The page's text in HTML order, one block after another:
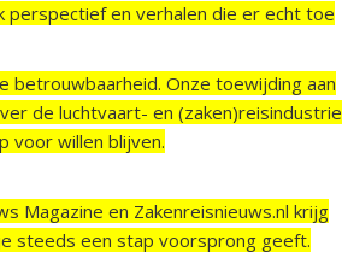
perspectief en verhalen die er echt toe
betrouwbaarheid. Onze toewijding aan
de luchtvaart- en (zaken)reisindustrie
voor willen blijven.
Magazine en Zakenreisnieuws.nl krijg
steeds een stap voorsprong geeft.